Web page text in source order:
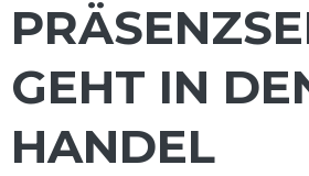
GEHT IN
HANDEL